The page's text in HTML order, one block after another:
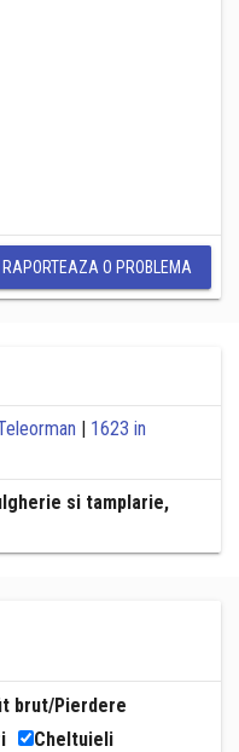
RAPORTEAZA O PROBLEMA
| 1623 in
si tamplarie,
brut/Pierdere
Cheltuieli